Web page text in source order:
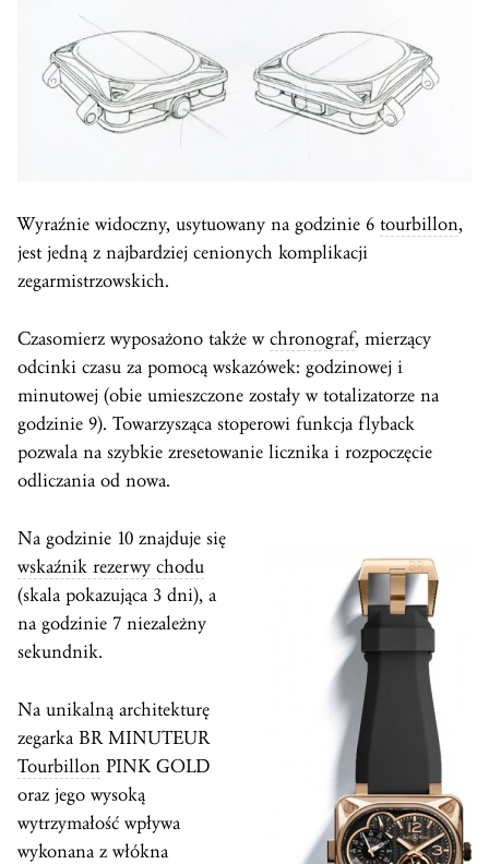
Wyraźnie widoczny, usytuowany na godzinie 6 tourbillon,
jest jedną z najbardziej cenionych komplikacji
zegarmistrzowskich.
Czasomierz wyposażono także wchronograf, mierzący
odcinki czasu za pomocą wskazówek: godzinowej i
minutowej (obie umieszczone zostały w totalizatorze na
godzinie 9). Towarzysząca stoperowi funkcja flyback
pozwala na szybkie zresetowanie licznika i rozpoczęcie
odliczania od nowa.
Na godzinie 10 znajduje się
wskaźnik rezerwy chodu
(skala pokazująca 3 dni), a
na godzinie 7 niezależny
sekundnik.
Na unikalną architekturę
zegarka BR MINUTEUR
Tourbillon PINK GOLD
oraz jego wysoką
wytrzymałość wpływa
wykonana z włókna